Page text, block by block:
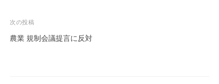
ビ
ゲ
次の投稿
農業 規制会議提言に反対